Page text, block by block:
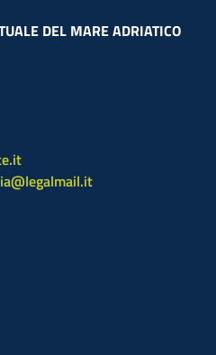
DEL MARE ADRIATICO